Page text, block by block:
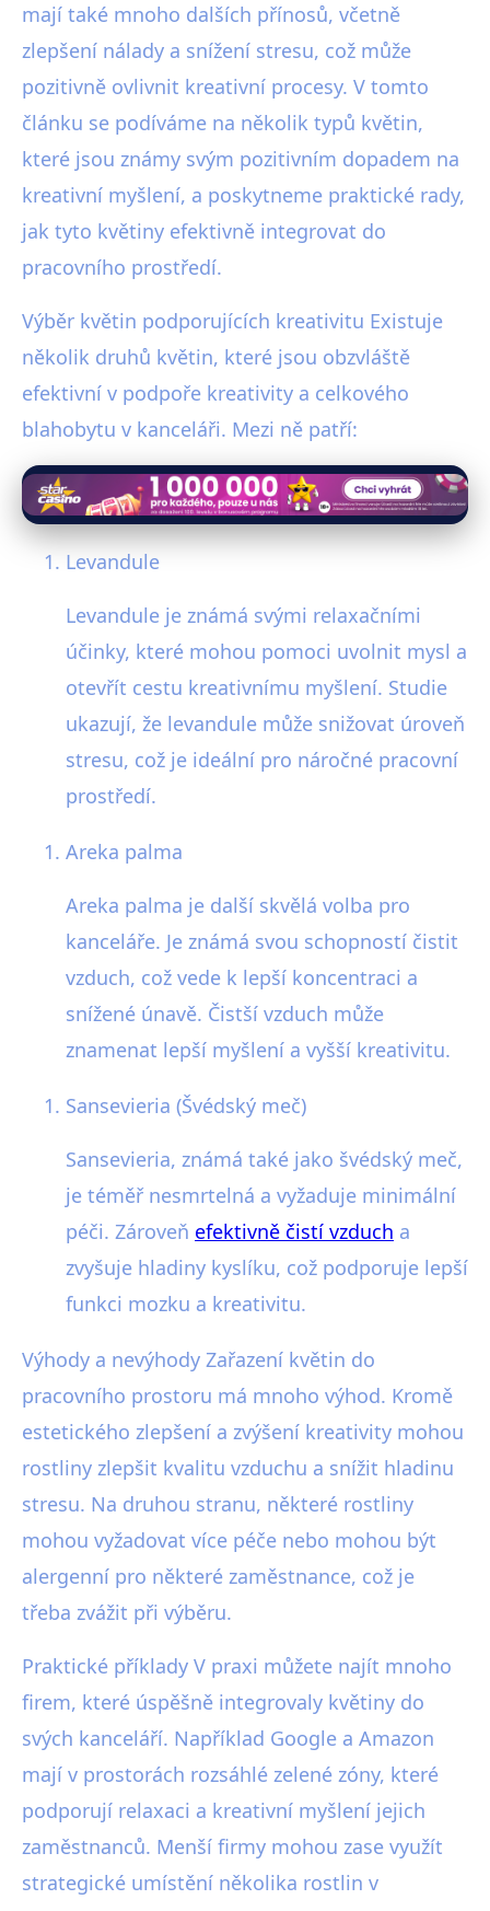
mají také mnoho dalších přínosů, včetně
zlepšení nálady a snížení stresu, což může
pozitivně ovlivnit kreativní procesy. V tomto
článku se podíváme na několik typů květin,
které jsou známy svým pozitivním dopadem na
kreativní myšlení, a poskytneme praktické rady,
jak tyto květiny efektivně integrovat do
pracovního prostředí.
Výběr květin podporujících kreativitu Existuje
několik druhů květin, které jsou obzvláště
efektivní v podpoře kreativity a celkového
blahobytu v kanceláři. Mezi ně patří:
Levandule
Levandule je známá svými relaxačními
účinky, které mohou pomoci uvolnit mysl a
otevřít cestu kreativnímu myšlení. Studie
ukazují, že levandule může snižovat úroveň
stresu, což je ideální pro náročné pracovní
prostředí.
Areka palma
Areka palma je další skvělá volba pro
kanceláře. Je známá svou schopností čistit
vzduch, což vede k lepší koncentraci a
snížené únavě. Čistší vzduch může
znamenat lepší myšlení a vyšší kreativitu.
Sansevieria (Švédský meč)
Sansevieria, známá také jako švédský meč,
je téměř nesmrtelná a vyžaduje minimální
péči. Zároveň efektivně čistí vzduch a
zvyšuje hladiny kyslíku, což podporuje lepší
funkci mozku a kreativitu.
Výhody a nevýhody Zařazení květin do
pracovního prostoru má mnoho výhod. Kromě
estetického zlepšení a zvýšení kreativity mohou
rostliny zlepšit kvalitu vzduchu a snížit hladinu
stresu. Na druhou stranu, některé rostliny
mohou vyžadovat více péče nebo mohou být
alergenní pro některé zaměstnance, což je
třeba zvážit při výběru.
Praktické příklady V praxi můžete najít mnoho
firem, které úspěšně integrovaly květiny do
svých kanceláří. Například Google a Amazon
mají v prostorách rozsáhlé zelené zóny, které
podporují relaxaci a kreativní myšlení jejich
zaměstnanců. Menší firmy mohou zase využít
strategické umístění několika rostlin v